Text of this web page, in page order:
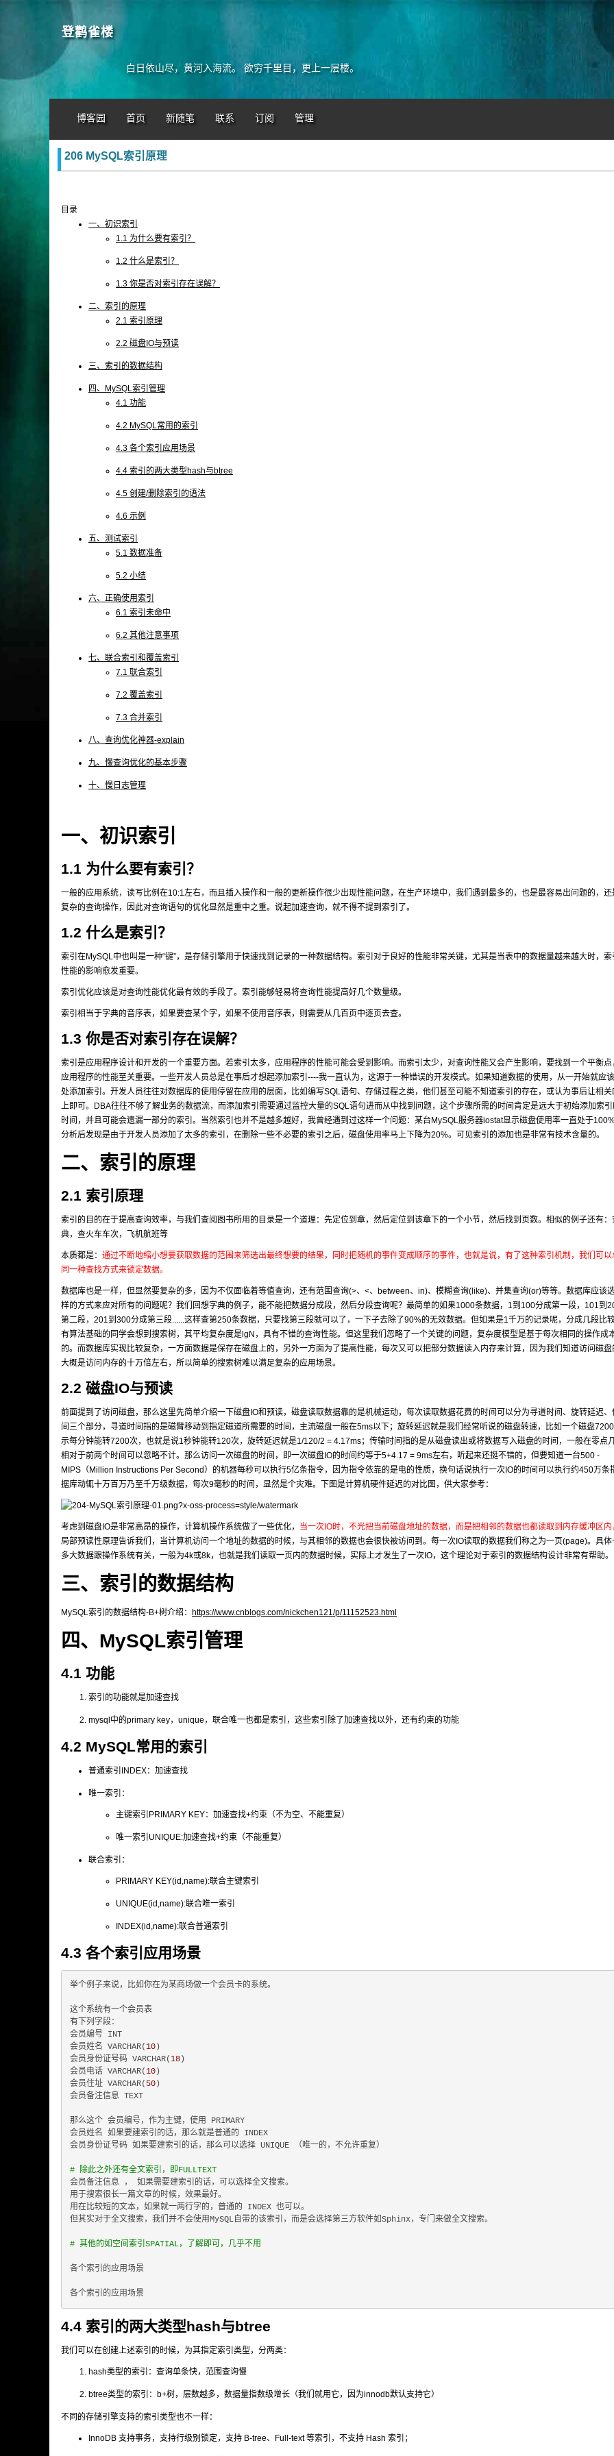
登鹳雀楼
白日依山尽，黄河入海流。 欲穷千里目，更上一层楼。
博客园 首页 新随笔 联系 订阅 管理
206 MySQL索引原理
目录
一、初识索引
1.1 为什么要有索引？
1.2 什么是索引？
1.3 你是否对索引存在误解？
二、索引的原理
2.1 索引原理
2.2 磁盘IO与预读
三、索引的数据结构
四、MySQL索引管理
4.1 功能
4.2 MySQL常用的索引
4.3 各个索引应用场景
4.4 索引的两大类型hash与btree
4.5 创建/删除索引的语法
4.6 示例
五、测试索引
5.1 数据准备
5.2 小结
六、正确使用索引
6.1 索引未命中
6.2 其他注意事项
七、联合索引和覆盖索引
7.1 联合索引
7.2 覆盖索引
7.3 合并索引
八、查询优化神器-explain
九、慢查询优化的基本步骤
十、慢日志管理
一、初识索引
1.1 为什么要有索引？
一般的应用系统，读写比例在10:1左右，而且插入操作和一般的更新操作很少出现性能问题，在生产环境中，我们遇到最多的，也是最容易出问题的，还
复杂的查询操作，因此对查询语句的优化显然是重中之重。说起加速查询，就不得不提到索引了。
1.2 什么是索引？
索引在MySQL中也叫是一种“键”，是存储引擎用于快速找到记录的一种数据结构。索引对于良好的性能非常关键，尤其是当表中的数据量越来越大时，索
性能的影响愈发重要。
索引优化应该是对查询性能优化最有效的手段了。索引能够轻易将查询性能提高好几个数量级。
索引相当于字典的音序表，如果要查某个字，如果不使用音序表，则需要从几百页中逐页去查。
1.3 你是否对索引存在误解？
索引是应用程序设计和开发的一个重要方面。若索引太多，应用程序的性能可能会受到影响。而索引太少，对查询性能又会产生影响，要找到一个平衡点
应用程序的性能至关重要。一些开发人员总是在事后才想起添加索引----我一直认为，这源于一种错误的开发模式。如果知道数据的使用，从一开始就应
处添加索引。开发人员往往对数据库的使用停留在应用的层面，比如编写SQL语句、存储过程之类，他们甚至可能不知道索引的存在，或认为事后让相
上即可。DBA往往不够了解业务的数据流，而添加索引需要通过监控大量的SQL语句进而从中找到问题，这个步骤所需的时间肯定是远大于初始添加索
时间，并且可能会遗漏一部分的索引。当然索引也并不是越多越好，我曾经遇到过这样一个问题：某台MySQL服务器iostat显示磁盘使用率一直处于
分析后发现是由于开发人员添加了太多的索引，在删除一些不必要的索引之后，磁盘使用率马上下降为20%。可见索引的添加也是非常有技术含量的。
二、索引的原理
2.1 索引原理
索引的目的在于提高查询效率，与我们查阅图书所用的目录是一个道理：先定位到章，然后定位到该章下的一个小节，然后找到页数。相似的例子还有：
典，查火车车次，飞机航班等
本质都是： 通过不断地缩小想要获取数据的范围来筛选出最终想要的结果，同时把随机的事件变成顺序的事件，也就是说，有了这种索引机制，我们可以
同一种查找方式来锁定数据。
数据库也是一样，但显然要复杂的多，因为不仅面临着等值查询，还有范围查询(>、<、between、in)、模糊查询(like)、并集查询(or)等等。数据库应该
样的方式来应对所有的问题呢？我们回想字典的例子，能不能把数据分成段，然后分段查询呢？最简单的如果1000条数据，1到100分成第一段，101到
第二段，201到300分成第三段......这样查第250条数据，只要找第三段就可以了，一下子去除了90%的无效数据。但如果是1千万的记录呢，分成几段比
有算法基础的同学会想到搜索树，其平均复杂度是lgN，具有不错的查询性能。但这里我们忽略了一个关键的问题，复杂度模型是基于每次相同的操作成
的。而数据库实现比较复杂，一方面数据是保存在磁盘上的，另外一方面为了提高性能，每次又可以把部分数据读入内存来计算，因为我们知道访问磁盘
大概是访问内存的十万倍左右，所以简单的搜索树难以满足复杂的应用场景。
2.2 磁盘IO与预读
前面提到了访问磁盘，那么这里先简单介绍一下磁盘IO和预读，磁盘读取数据靠的是机械运动，每次读取数据花费的时间可以分为寻道时间、旋转延迟、
间三个部分，寻道时间指的是磁臂移动到指定磁道所需要的时间，主流磁盘一般在5ms以下；旋转延迟就是我们经常听说的磁盘转速，比如一个磁盘
示每分钟能转7200次，也就是说1秒钟能转120次，旋转延迟就是1/120/2 = 4.17ms；传输时间指的是从磁盘读出或将数据写入磁盘的时间，一般在零点
相对于前两个时间可以忽略不计。那么访问一次磁盘的时间，即一次磁盘IO的时间约等于5+4.17 = 9ms左右，听起来还挺不错的，但要知道一台500 -
MIPS（Million Instructions Per Second）的机器每秒可以执行5亿条指令，因为指令依靠的是电的性质，换句话说执行一次IO的时间可以执行约450万条
据库动辄十万百万乃至千万级数据，每次9毫秒的时间，显然是个灾难。下图是计算机硬件延迟的对比图，供大家参考：
考虑到磁盘IO是非常高昂的操作，计算机操作系统做了一些优化， 当一次IO时，不光把当前磁盘地址的数据，而是把相邻的数据也都读取到内存缓冲区内
局部预读性原理告诉我们，当计算机访问一个地址的数据的时候，与其相邻的数据也会很快被访问到。每一次IO读取的数据我们称之为一页(page)。具体
多大数据跟操作系统有关，一般为4k或8k，也就是我们读取一页内的数据时候，实际上才发生了一次IO，这个理论对于索引的数据结构设计非常有帮助。
三、索引的数据结构
MySQL索引的数据结构-B+树介绍： https://www.cnblogs.com/nickchen121/p/11152523.html
四、MySQL索引管理
4.1 功能
索引的功能就是加速查找
mysql中的primary key，unique，联合唯一也都是索引，这些索引除了加速查找以外，还有约束的功能
4.2 MySQL常用的索引
普通索引INDEX：加速查找
唯一索引：
主键索引PRIMARY KEY：加速查找+约束（不为空、不能重复）
唯一索引UNIQUE:加速查找+约束（不能重复）
联合索引：
PRIMARY KEY(id,name):联合主键索引
UNIQUE(id,name):联合唯一索引
INDEX(id,name):联合普通索引
4.3 各个索引应用场景
举个例子来说，比如你在为某商场做一个会员卡的系统。
这个系统有一个会员表
有下列字段：
会员编号 INT
会员姓名 VARCHAR(10 )
会员身份证号码 VARCHAR(18 )
会员电话 VARCHAR(10 )
会员住址 VARCHAR( 50 )
会员备注信息 TEXT
那么这个 会员编号，作为主键，使用 PRIMARY
会员姓名 如果要建索引的话，那么就是普通的 INDEX
会员身份证号码 如果要建索引的话，那么可以选择 UNIQUE （唯一的，不允许重复）
# 除此之外还有全文索引，即FULLTEXT
会员备注信息 ， 如果需要建索引的话，可以选择全文搜索。
用于搜索很长一篇文章的时候，效果最好。
用在比较短的文本，如果就一两行字的，普通的 INDEX 也可以。
但其实对于全文搜索，我们并不会使用MySQL自带的该索引，而是会选择第三方软件如Sphinx，专门来做全文搜索。
# 其他的如空间索引SPATIAL，了解即可，几乎不用
各个索引的应用场景
4.4 索引的两大类型hash与btree
我们可以在创建上述索引的时候，为其指定索引类型，分两类：
hash类型的索引：查询单条快，范围查询慢
btree类型的索引：b+树，层数越多，数据量指数级增长（我们就用它，因为innodb默认支持它）
不同的存储引擎支持的索引类型也不一样：
InnoDB 支持事务，支持行级别锁定，支持 B-tree、Full-text 等索引，不支持 Hash 索引；